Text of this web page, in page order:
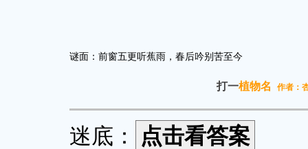
谜面：前窗五更听蕉雨，春后吟别苦至今
打一植物名 作者：
迷底：